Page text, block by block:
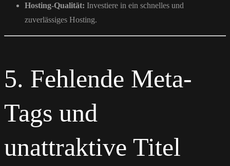
Hosting-Qualität: Investiere in ein schnelles und
zuverlässiges Hosting.
5. Fehlende Meta-
Tags und
unattraktive Titel